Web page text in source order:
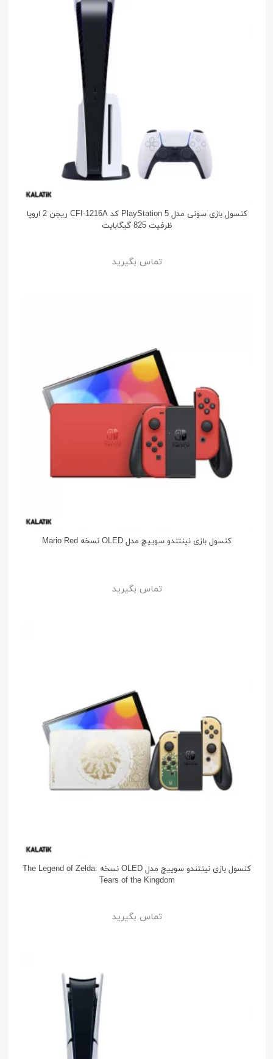
کنسول بازی سونی مدل PlayStation 5 کد CFI-1216A ریجن 2 اروپا
ظرفیت 825 گیگابایت
تماس بگیرید
کنسول بازی نینتندو سوییچ مدل OLED نسخه Mario Red
تماس بگیرید
کنسول بازی نینتندو سوییچ مدل OLED نسخه The Legend of Zelda:
Tears of the Kingdom
تماس بگیرید